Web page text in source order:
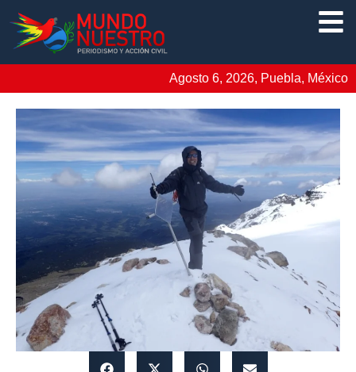
Agosto 6, 2026, Puebla, México